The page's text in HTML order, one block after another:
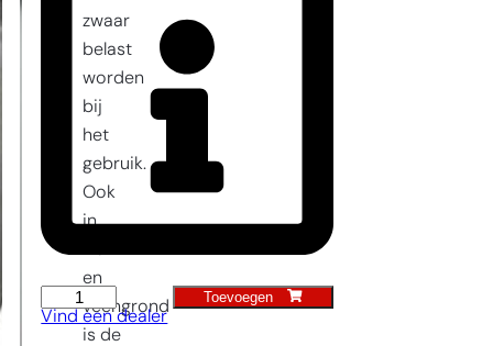
Border
Tuinvork
Toevoegen
Vind een dealer
zwaar
belast
worden
bij
het
gebruik.
Ook
in
en
veengrond
is de